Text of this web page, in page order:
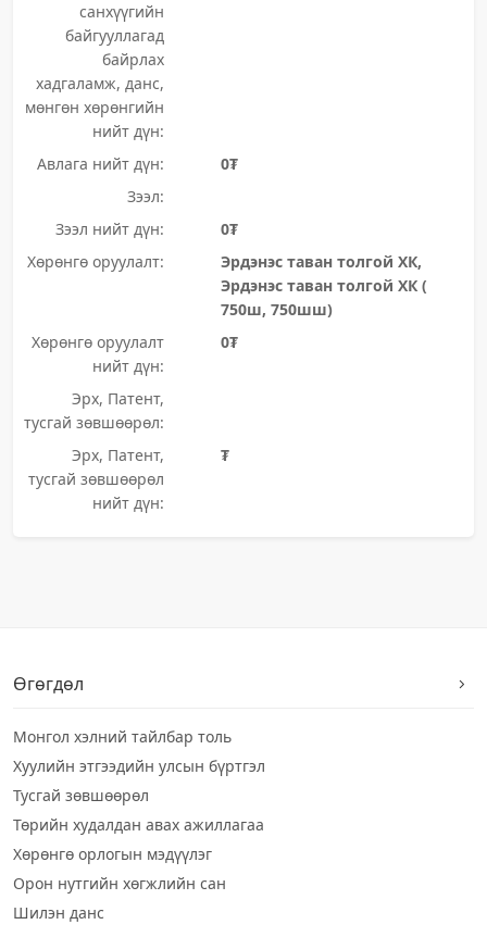
санхүүгийн
байгууллагад
байрлах
хадгаламж, данс,
мөнгөн хөрөнгийн
нийт дүн:
Авлага нийт дүн:
0₮
Зээл:
Зээл нийт дүн:
0₮
Хөрөнгө оруулалт:
Эрдэнэс таван толгой ХК,
Эрдэнэс таван толгой ХК (
750ш, 750шш)
Хөрөнгө оруулалт
нийт дүн:
0₮
Эрх, Патент,
тусгай зөвшөөрөл:
Эрх, Патент,
тусгай зөвшөөрөл
нийт дүн:
₮
Өгөгдөл
Монгол хэлний тайлбар толь
Хуулийн этгээдийн улсын бүртгэл
Тусгай зөвшөөрөл
Төрийн худалдан авах ажиллагаа
Хөрөнгө орлогын мэдүүлэг
Орон нутгийн хөгжлийн сан
Шилэн данс